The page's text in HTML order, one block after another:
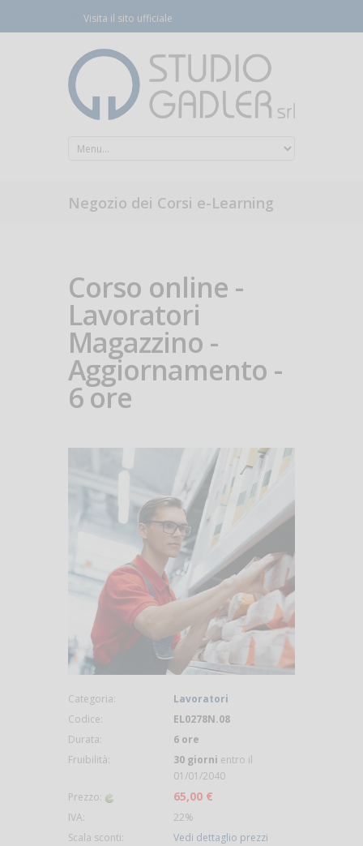
Visita il sito ufficiale
Negozio dei Corsi e-Learning
Corso online -
Lavoratori
Magazzino -
Aggiornamento -
6 ore
Categoria:
Lavoratori
Codice:
EL0278N.08
Durata:
6 ore
Fruibilità:
30 giorni entro il
01/01/2040
Prezzo:
65,00 €
IVA:
22%
Scala sconti:
Vedi dettaglio prezzi